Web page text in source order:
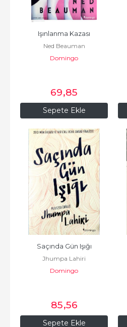
Sepete Ekle
Işınlanma Kazası
Ned Beauman
Domingo
69,85
Sepete Ekle
Saçında Gün Işığı
Jhumpa Lahiri
Domingo
85,56